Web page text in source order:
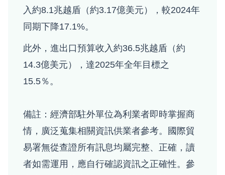
入約8.1兆越盾（約3.17億美元），較2024年
同期下降17.1%。
此外，進出口預算收入約36.5兆越盾（約
14.3億美元），達2025年全年目標之
15.5％。
備註：經濟部駐外單位為利業者即時掌握商
情，廣泛蒐集相關資訊供業者參考。國際貿
易署無從查證所有訊息均屬完整、正確，讀
者如需運用，應自行確認資訊之正確性。參